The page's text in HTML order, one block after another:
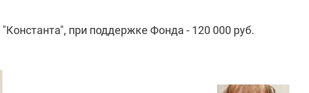
при поддержке Фонда - 120 000 руб.